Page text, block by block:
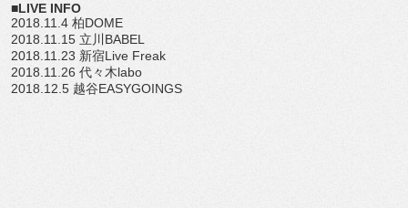
■LIVE INFO
2018.11.4 柏DOME
2018.11.15 立川BABEL
2018.11.23 新宿Live Freak
2018.11.26 代々木labo
2018.12.5 越谷EASYGOINGS